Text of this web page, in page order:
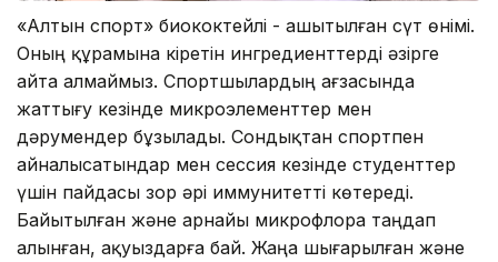
«Алтын спорт» биококтейлі - ашытылған сүт өнімі.
Оның құрамына кіретін ингредиенттерді әзірге
айта алмаймыз. Спортшылардың ағзасында
жаттығу кезінде микроэлементтер мен
дәрумендер бұзылады. Сондықтан спортпен
айналысатындар мен сессия кезінде студенттер
үшін пайдасы зор әрі иммунитетті көтереді.
Байытылған және арнайы микрофлора таңдап
алынған, ақуыздарға бай. Жаңа шығарылған және